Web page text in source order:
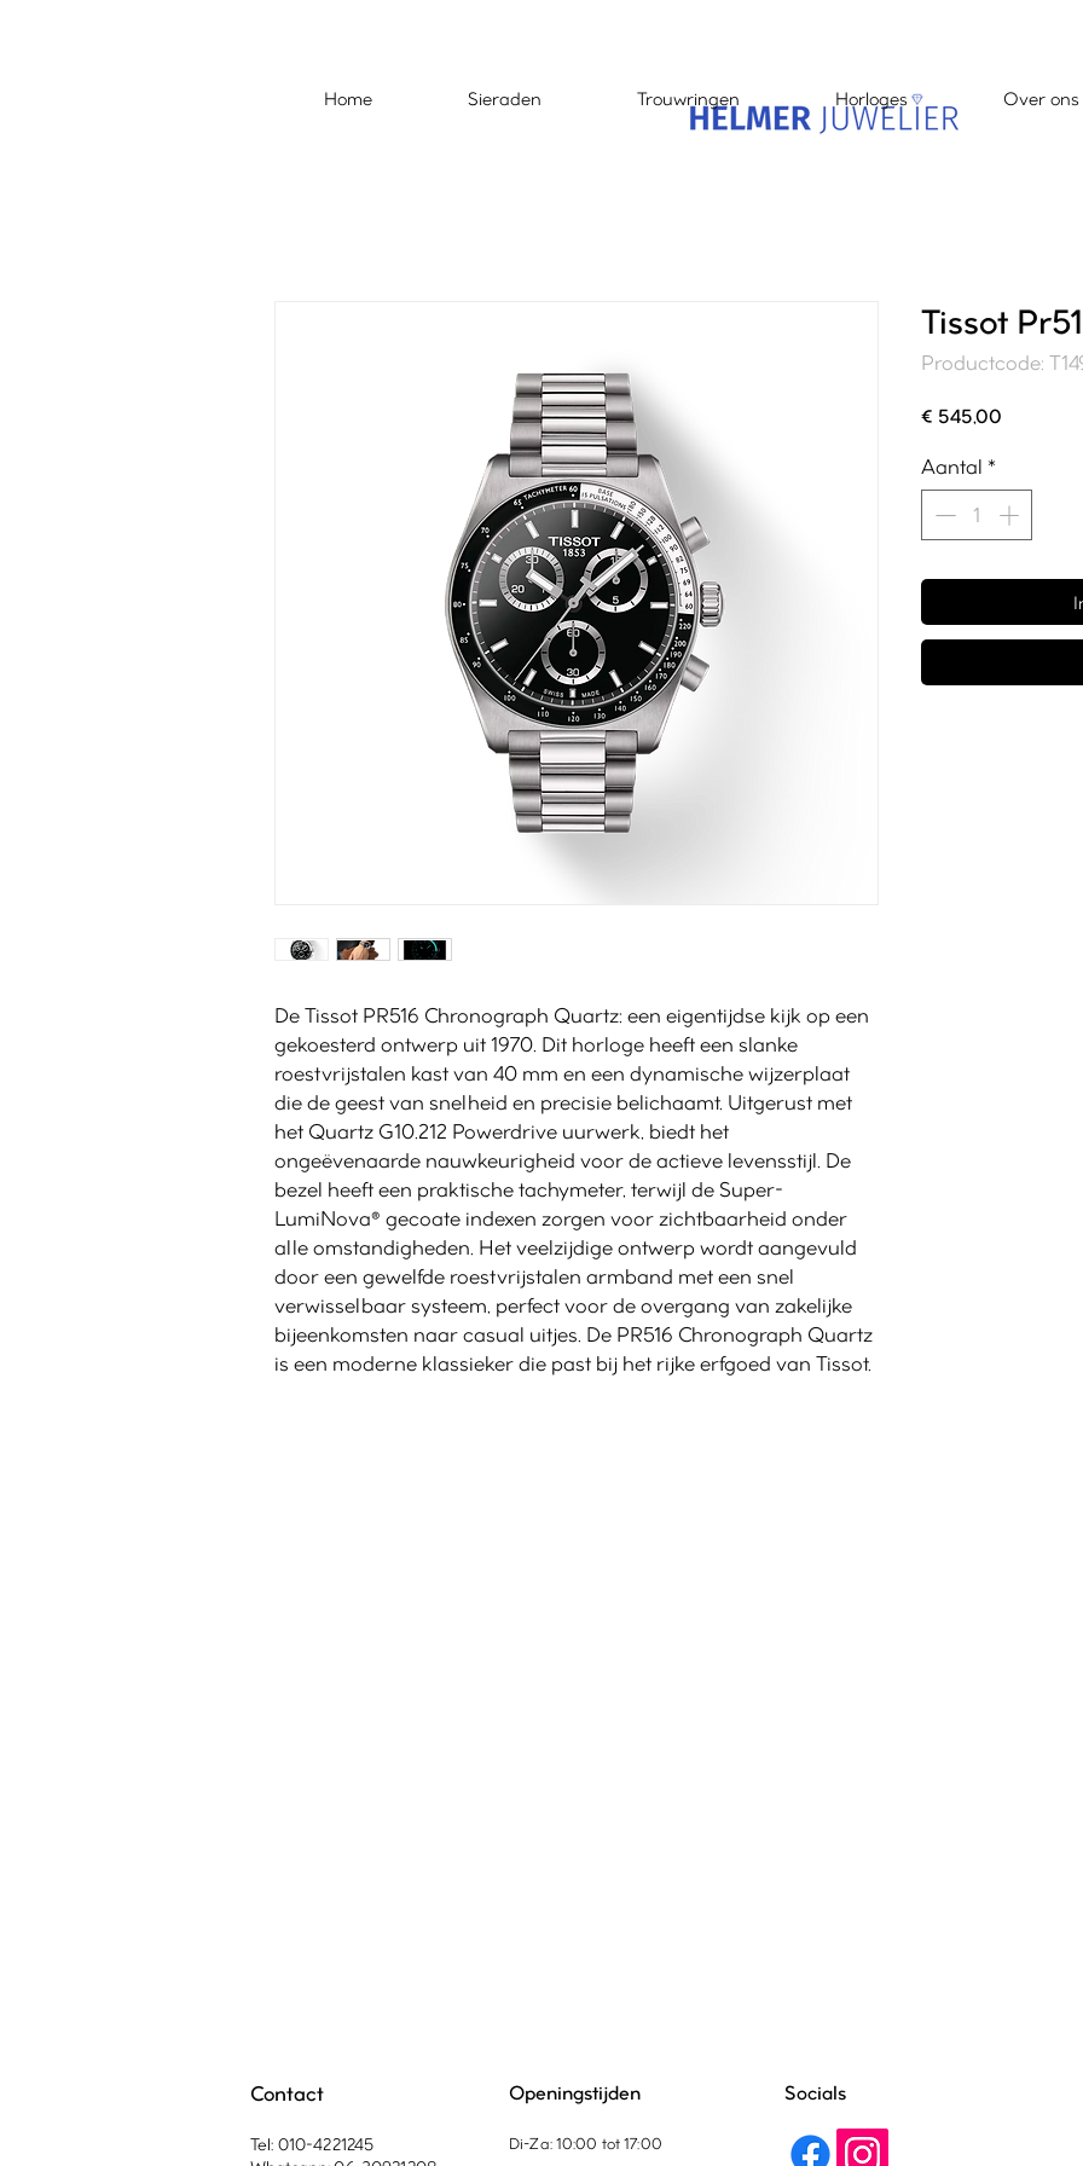
Home Sieraden Trouwringen Horloges Over ons
De Tissot PR516 Chronograph Quartz: een eigentijdse kijk op een
gekoesterd ontwerp uit 1970. Dit horloge heeft een slanke
roestvrijstalen kast van 40 mm en een dynamische wijzerplaat
die de geest van snelheid en precisie belichaamt. Uitgerust met
het Quartz G10.212 Powerdrive uurwerk, biedt het
ongeëvenaarde nauwkeurigheid voor de actieve levensstijl. De
bezel heeft een praktische tachymeter, terwijl de Super-
LumiNova®️ gecoate indexen zorgen voor zichtbaarheid onder
alle omstandigheden. Het veelzijdige ontwerp wordt aangevuld
door een gewelfde roestvrijstalen armband met een snel
verwisselbaar systeem, perfect voor de overgang van zakelijke
bijeenkomsten naar casual uitjes. De PR516 Chronograph Quartz
is een moderne klassieker die past bij het rijke erfgoed van Tissot.
Tissot
Productcode:
€ 545,00
Aantal *
Contact
Tel: 010-4221245
Openingstijden
Di-Za: 10:00 tot 17:00
Socials